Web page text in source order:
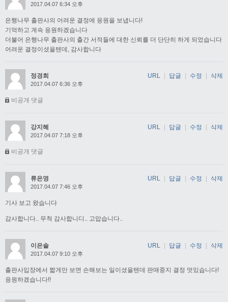
2017.04.07 6:34 오후
은행나무 출판사의 어려운 결정에 응원을 보냅니다!
기억하고 계속 응원하겠습니다
더불어 은행나무 출판사의 출간 서적들에 대한 신뢰를 더 단단히 하게 되었습니다
어려운 결정이셨을텐데, 감사합니다
정경희
2017.04.07 6:36 오후
비공개 댓글
URL 답글 수정 삭제
강지혜
2017.04.07 7:18 오후
비공개 댓글
URL 답글 수정 삭제
류은영
2017.04.07 7:46 오후
기사 보고 왔습니다
감사합니다.. 무척 감사합니디.. 고맙습니다..
URL 답글 수정 삭제
이은솔
2017.04.07 9:10 오후
출판사입장에서 짧게만 보면 손해보는 일이셨을텐데 판매중지 결정 멋있습니다!
응원하겠습니다!!
URL | 답글 | 수정 | 삭제